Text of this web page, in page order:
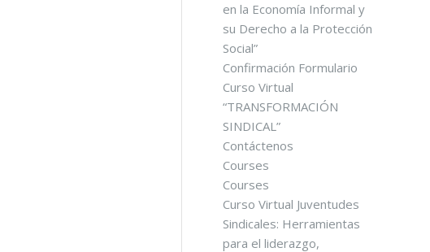
en la Economía Informal y
su Derecho a la Protección
Social”
Confirmación Formulario
Curso Virtual
“TRANSFORMACIÓN
SINDICAL”
Contáctenos
Courses
Courses
Curso Virtual Juventudes
Sindicales: Herramientas
para el liderazgo,